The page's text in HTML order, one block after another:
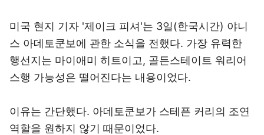
미국 현지 기자 '제이크 피셔'는 3일(한국시간) 야니
스 아데토쿤보에 관한 소식을 전했다. 가장 유력한
행선지는 마이애미 히트이고, 골든스테이트 워리어
스행 가능성은 떨어진다는 내용이었다.
이유는 간단했다. 아데토쿤보가 스테픈 커리의 조연
역할을 원하지 않기 때문이었다.